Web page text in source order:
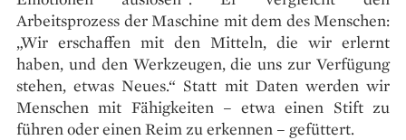
Arbeitsprozess der Maschine mit dem des Menschen:
„Wir erschaffen mit den Mitteln, die wir erlernt
haben, und den Werkzeugen, die uns zur Verfügung
stehen, etwas Neues.“ Statt mit Daten werden wir
Menschen mit Fähigkeiten – etwa einen Stift zu
führen oder einen Reim zu erkennen – gefüttert.